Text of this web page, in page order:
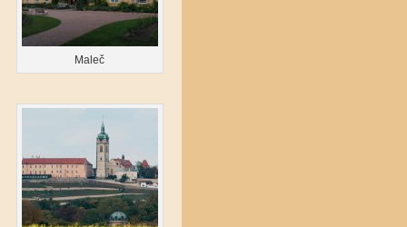
Maleč